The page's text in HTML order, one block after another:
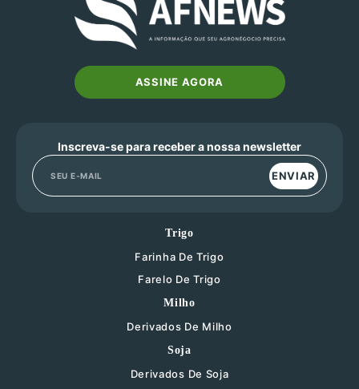
ASSINE AGORA
Inscreva-se para receber a nossa newsletter
ENVIAR
Trigo
Farinha De Trigo
Farelo De Trigo
Milho
Derivados De Milho
Soja
Derivados De Soja